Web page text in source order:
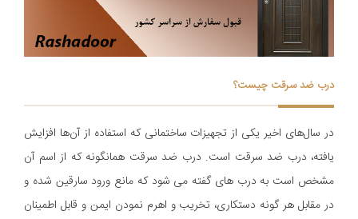
درب ضد سرقت چیست؟
در سال‌های اخیر یکی از تجهیزات ساختمانی که استفاده از آن‌ها افزایش
یافته، درب ضد سرقت است. درب ضد سرقت همانگونه که از اسم آن
مشخص است به درب های گفته می شود که مانع ورود سارقین شده و
در مقابل هر گونه دستکاری، تخریب و اهرم نمودن ایمن و قابل اطمینان